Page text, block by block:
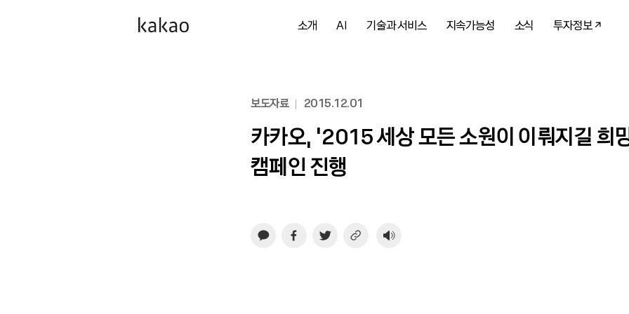
소개 AI 기술과 서비스 지속가능성 소식 투자정보
보도자료 2015.12.01
카카오, ‘2015 세상 모든 소원이 이뤄지길 희
캠페인 진행